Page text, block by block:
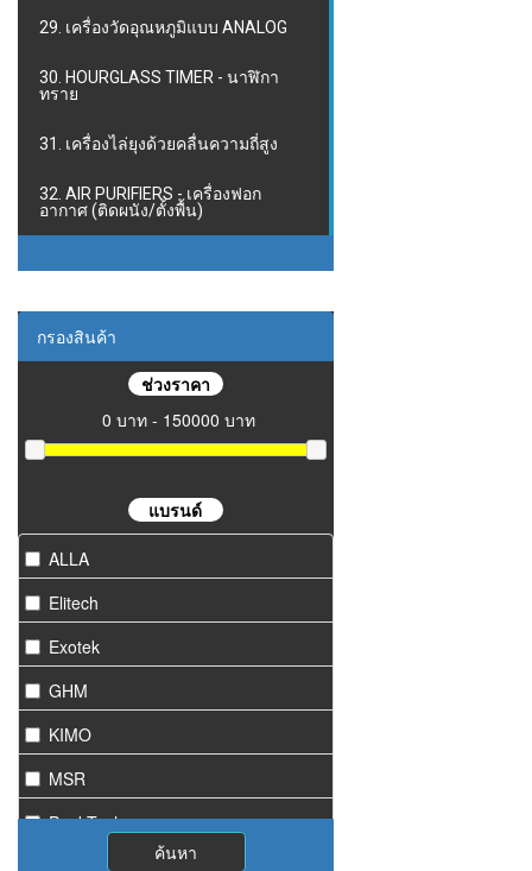
29. เครื่องวัดอุณหภูมิแบบ ANALOG
30. HOURGLASS TIMER - นาฬิกา
ทราย
31. เครื่องไล่ยุงด้วยคลื่นความถี่สูง
32. AIR PURIFIERS - เครื่องฟอก
อากาศ (ติดผนัง/ตั้งพื้น)
กรองสินค้า
ช่วงราคา
0 บาท - 150000 บาท
แบรนด์
ALLA
Elitech
Exotek
GHM
KIMO
MSR
PeakTech
ค้นหา